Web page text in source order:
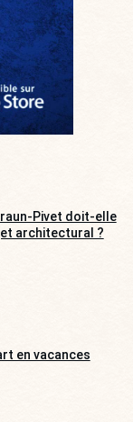
Pivet doit-elle
architectural ?
en vacances